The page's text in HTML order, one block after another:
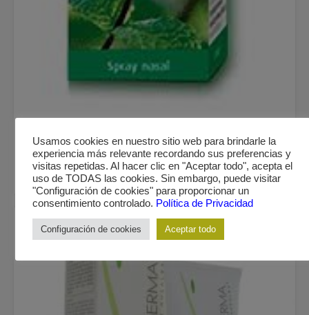
BIOFORCE SINUFORCE SPRAY NASAL 20ML
5,95€
AÑADIR AL CARRITO
Usamos cookies en nuestro sitio web para brindarle la
experiencia más relevante recordando sus preferencias y
visitas repetidas. Al hacer clic en "Aceptar todo", acepta el
uso de TODAS las cookies. Sin embargo, puede visitar
"Configuración de cookies" para proporcionar un
consentimiento controlado. Política de Privacidad
Configuración de cookies Aceptar todo